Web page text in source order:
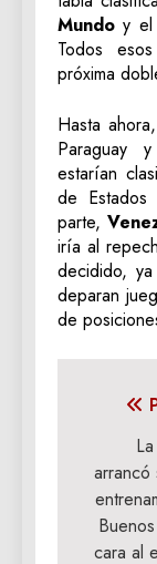
Mundo y el
Todos
próxima
Hasta
Paraguay
estarían
de
parte,
iría al
decidido,
deparan
de
arrancó
cara al